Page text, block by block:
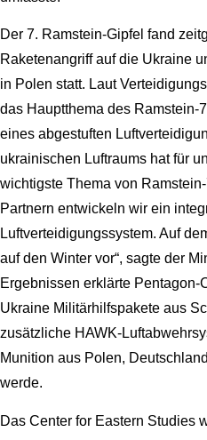
Der 7. Ramstein-Gipfel fand
Raketenangriff auf die Ukraine
in Polen statt. Laut
das Hauptthema des Ramstein-
eines abgestuften
ukrainischen Luftraums hat für
wichtigste Thema von
Partnern entwickeln wir ein
Luftverteidigungssystem. Auf
auf den Winter vor“, sagte der
Ergebnissen erklärte Pentagon-
Ukraine Militärhilfspakete aus
zusätzliche HAWK-
Munition aus Polen,
werde.
Das Center for Eastern Studies